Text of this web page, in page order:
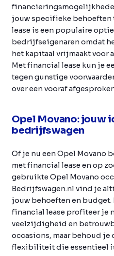
jouw specifieke behoeften
lease is een populaire
bedrijfseigenaren omdat
het kapitaal vrijmaakt voor
Met financial lease kun je
tegen gunstige
over een vooraf
Opel Movano: jouw
bedrijfswagen
Of je nu een Opel Movano
met financial lease en op
gebruikte Opel Movano
Bedrijfswagen.nl vind je
jouw behoeften en budget.
financial lease profiteer je
veelzijdigheid en
occasions, maar behoud
flexibiliteit die essentieel